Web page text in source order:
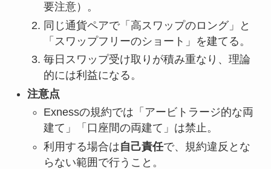
要注意）。
同じ通貨ペアで「高スワップのロング」と
「スワップフリーのショート」を建てる。
毎日スワップ受け取りが積み重なり、理論
的には利益になる。
注意点
Exnessの規約では「アービトラージ的な両
建て」「口座間の両建て」は禁止。
利用する場合は自己責任で、規約違反とな
らない範囲で行うこと。